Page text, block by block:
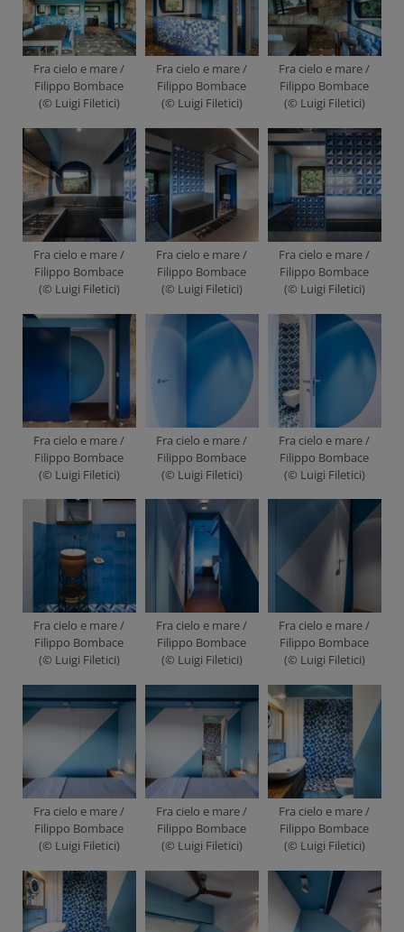
Fra cielo e mare /
Filippo Bombace
(© Luigi Filetici)
Fra cielo e mare /
Filippo Bombace
(© Luigi Filetici)
Fra cielo e mare /
Filippo Bombace
(© Luigi Filetici)
Fra cielo e mare /
Filippo Bombace
(© Luigi Filetici)
Fra cielo e mare /
Filippo Bombace
(© Luigi Filetici)
Fra cielo e mare /
Filippo Bombace
(© Luigi Filetici)
Fra cielo e mare /
Filippo Bombace
(© Luigi Filetici)
Fra cielo e mare /
Filippo Bombace
(© Luigi Filetici)
Fra cielo e mare /
Filippo Bombace
(© Luigi Filetici)
Fra cielo e mare /
Filippo Bombace
(© Luigi Filetici)
Fra cielo e mare /
Filippo Bombace
(© Luigi Filetici)
Fra cielo e mare /
Filippo Bombace
(© Luigi Filetici)
Fra cielo e mare /
Filippo Bombace
(© Luigi Filetici)
Fra cielo e mare /
Filippo Bombace
(© Luigi Filetici)
Fra cielo e mare /
Filippo Bombace
(© Luigi Filetici)